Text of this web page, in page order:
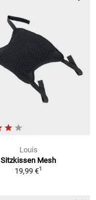
Louis
Sitzkissen Mesh
19,99 €1